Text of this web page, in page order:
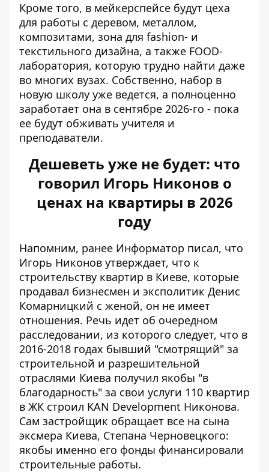
Кроме того, в мейкерспейсе будут цеха
для работы с деревом, металлом,
композитами, зона для fashion- и
текстильного дизайна, а также FOOD-
лаборатория, которую трудно найти даже
во многих вузах. Собственно, набор в
новую школу уже ведется, а полноценно
заработает она в сентябре 2026-го - пока
ее будут обживать учителя и
преподаватели.
Дешеветь уже не будет: что
говорил Игорь Никонов о
ценах на квартиры в 2026
году
Напомним, ранее Информатор писал, что
Игорь Никонов утверждает, что к
строительству квартир в Киеве, которые
продавал бизнесмен и эксполитик Денис
Комарницкий с женой, он не имеет
отношения. Речь идет об очередном
расследовании, из которого следует, что в
2016-2018 годах бывший "смотрящий" за
строительной и разрешительной
отраслями Киева получил якобы "в
благодарность" за свои услуги 110 квартир
в ЖК строил KAN Development Никонова.
Сам застройщик обращает все на сына
эксмера Киева, Степана Черновецкого:
якобы именно его фонды финансировали
строительные работы.